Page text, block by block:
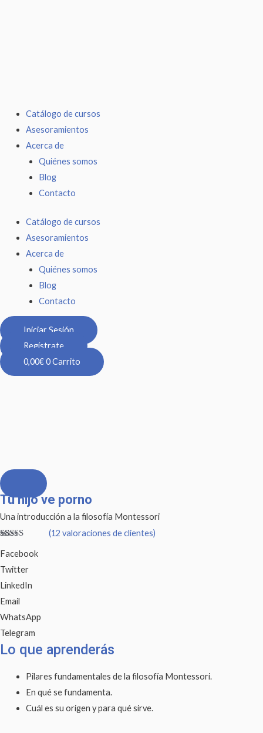
Catálogo de cursos
Asesoramientos
Acerca de
Quiénes somos
Blog
Contacto
Catálogo de cursos
Asesoramientos
Acerca de
Quiénes somos
Blog
Contacto
Iniciar Sesión
Regístrate
0,00€0Carrito
Tu hijo ve porno
Una introducción a la filosofía Montessori
con4.83de
valoraciones
(12 valoraciones de clientes)
Facebook
Twitter
LinkedIn
Email
WhatsApp
Telegram
Lo que aprenderás
Pilares fundamentales de la filosofía Montessori.
En qué se fundamenta.
Cuál es su origen y para qué sirve.
Tu
hijo
ve